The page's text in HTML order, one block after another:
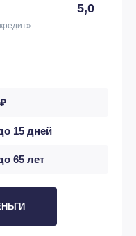
5,0
15 дней
65 лет